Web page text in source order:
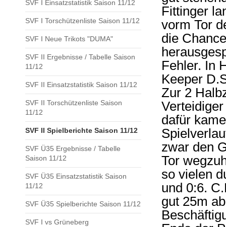
SVF I Einsatzstatistik Saison 11/12
SVF I Torschützenliste Saison 11/12
SVF I Neue Trikots "DUMA"
SVF II Ergebnisse / Tabelle Saison
11/12
SVF II Einsatzstatistik Saison 11/12
SVF II Torschützenliste Saison
11/12
SVF II Spielberichte Saison 11/12
SVF Ü35 Ergebnisse / Tabelle
Saison 11/12
SVF Ü35 Einsatzstatistik Saison
11/12
SVF Ü35 Spielberichte Saison 11/12
SVF I vs Grüneberg
Fittinger
vorm Tor
die
Fehler. In
Keeper
Zur 2
dafür
zwar den
Tor
so vielen
und 0:6.
gut 25m